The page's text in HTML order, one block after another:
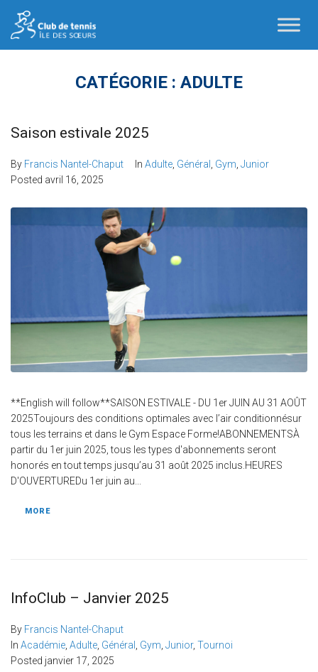
CATÉGORIE : ADULTE
Saison estivale 2025
By Francis Nantel-Chaput In Adulte Général Gym Junior
Posted avril 16, 2025
**English will follow**SAISON ESTIVALE - DU 1er JUIN AU 31 AOÛT
2025Toujours des conditions optimales avec l’air conditionnésur
tous les terrains et dans le Gym Espace Forme!ABONNEMENTSÀ
partir du 1er juin 2025, tous les types d'abonnements seront
honorés en tout temps jusqu’au 31 août 2025 inclus.HEURES
D'OUVERTUREDu 1er juin au...
MORE
InfoClub – Janvier 2025
By Francis Nantel-Chaput
In Académie, Adulte, Général , Gym, Junior, Tournoi
Posted janvier 17, 2025